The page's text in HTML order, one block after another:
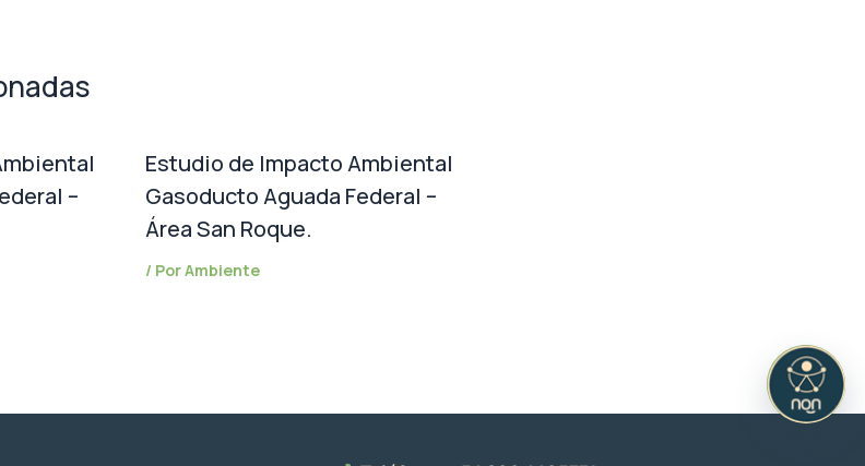
–
Estudio de Impacto Ambiental
Gasoducto Aguada Federal –
Área San Roque.
/ PorAmbiente